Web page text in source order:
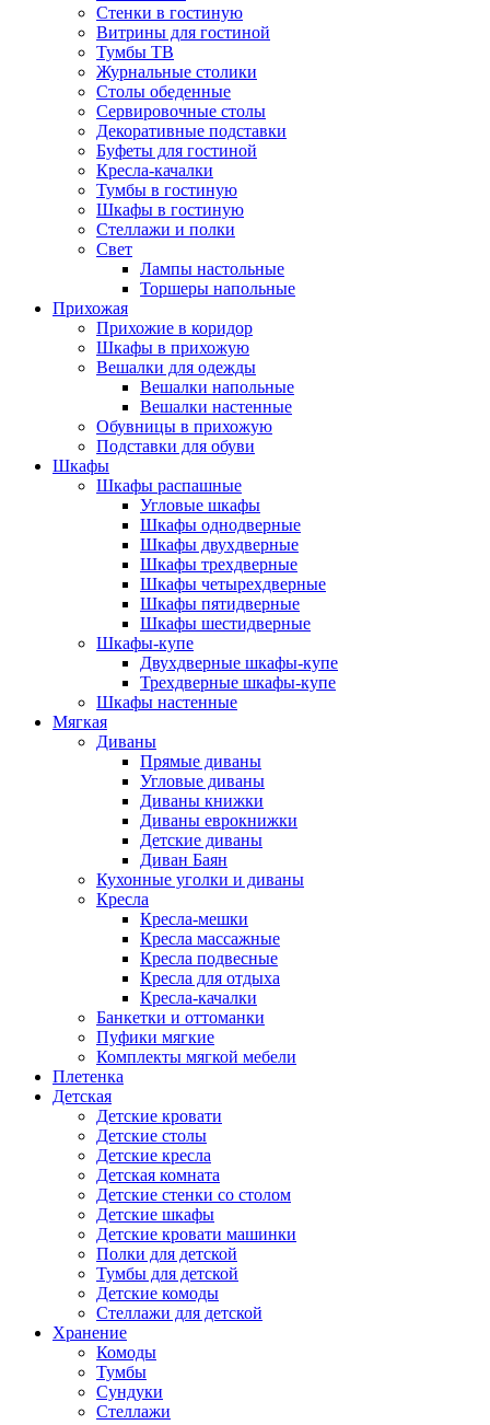
Стенки в гостиную
Витрины для гостиной
Тумбы ТВ
Журнальные столики
Столы обеденные
Сервировочные столы
Декоративные подставки
Буфеты для гостиной
Кресла-качалки
Тумбы в гостиную
Шкафы в гостиную
Стеллажи и полки
Свет
Лампы настольные
Торшеры напольные
Прихожая
Прихожие в коридор
Шкафы в прихожую
Вешалки для одежды
Вешалки напольные
Вешалки настенные
Обувницы в прихожую
Подставки для обуви
Шкафы
Шкафы распашные
Угловые шкафы
Шкафы однодверные
Шкафы двухдверные
Шкафы трехдверные
Шкафы четырехдверные
Шкафы пятидверные
Шкафы шестидверные
Шкафы-купе
Двухдверные шкафы-купе
Трехдверные шкафы-купе
Шкафы настенные
Мягкая
Диваны
Прямые диваны
Угловые диваны
Диваны книжки
Диваны еврокнижки
Детские диваны
Диван Баян
Кухонные уголки и диваны
Кресла
Кресла-мешки
Кресла массажные
Кресла подвесные
Кресла для отдыха
Кресла-качалки
Банкетки и оттоманки
Пуфики мягкие
Комплекты мягкой мебели
Плетенка
Детская
Детские кровати
Детские столы
Детские кресла
Детская комната
Детские стенки со столом
Детские шкафы
Детские кровати машинки
Полки для детской
Тумбы для детской
Детские комоды
Стеллажи для детской
Хранение
Комоды
Тумбы
Сундуки
Стеллажи